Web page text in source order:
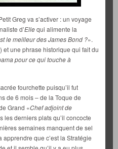
Greg va s’activer : un voyage
d’Ellequi alimente la
le meilleur des James Bond ?».
une phrase historique qui fait du
pour ce qui touche à
fourchette puisqu’il fut
de 6 mois – de la Toque de
Grand «Chef adjoint de
les derniers plats qu’il concocte
semaines manquent de sel
que c’est la Stratégie